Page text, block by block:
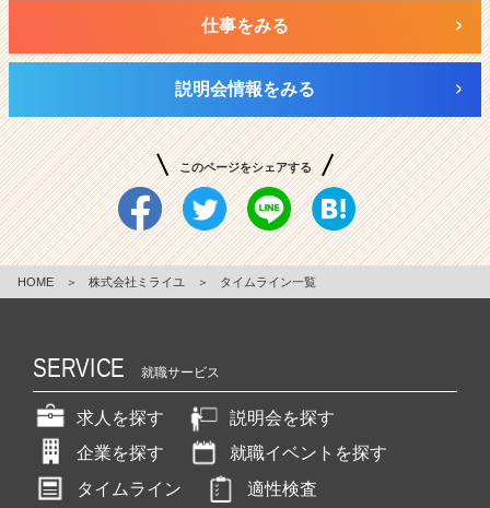
仕事をみる
説明会情報をみる
このページをシェアする
HOME ＞ 株式会社ミライユ ＞ タイムライン一覧
SERVICE 就職サービス
求人を探す
説明会を探す
企業を探す
就職イベントを探す
タイムライン
適性検査